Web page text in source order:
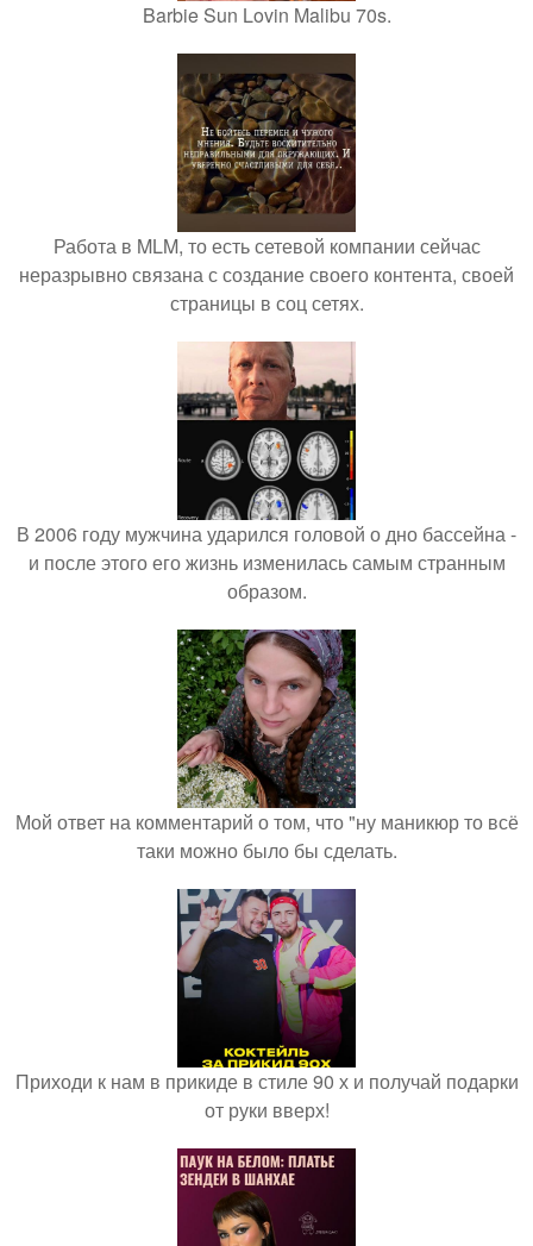
Barbie Sun Lovin Malibu 70s.
Работа в MLM, то есть сетевой компании сейчас
неразрывно связана с создание своего контента, своей
страницы в соц сетях.
В 2006 году мужчина ударился головой о дно бассейна -
и после этого его жизнь изменилась самым странным
образом.
Мой ответ на комментарий о том, что "ну маникюр то всё
таки можно было бы сделать.
Приходи к нам в прикиде в стиле 90 х и получай подарки
от руки вверх!